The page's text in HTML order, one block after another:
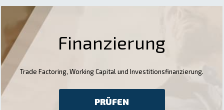
Finanzierung
Trade Factoring, Working Capital und Investitionsfinanzierung.
PRÜFEN